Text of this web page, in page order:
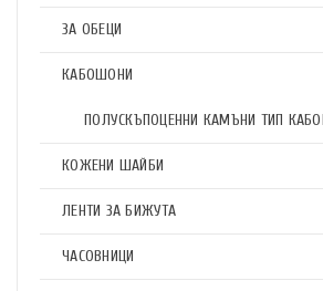
ЗА ОБЕЦИ
КАБОШОНИ
ПОЛУСКЪПОЦЕННИ КАМЪНИ ТИП
КОЖЕНИ ШАЙБИ
ЛЕНТИ ЗА БИЖУТА
ЧАСОВНИЦИ